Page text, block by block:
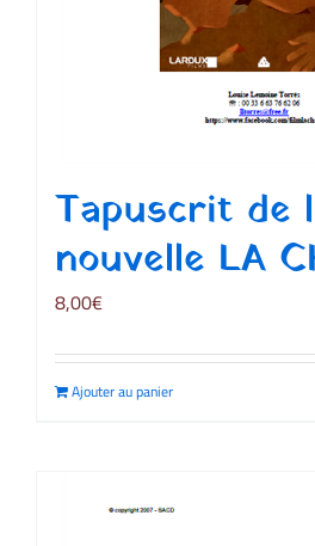
Tapuscrit de
nouvelle LA
8,00€
Ajouter au panier